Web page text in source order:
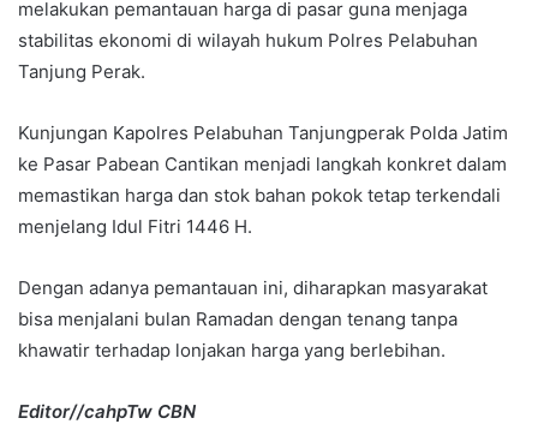
melakukan pemantauan harga di pasar guna menjaga
stabilitas ekonomi di wilayah hukum Polres Pelabuhan
Tanjung Perak.
Kunjungan Kapolres Pelabuhan Tanjungperak Polda Jatim
ke Pasar Pabean Cantikan menjadi langkah konkret dalam
memastikan harga dan stok bahan pokok tetap terkendali
menjelang Idul Fitri 1446 H.
Dengan adanya pemantauan ini, diharapkan masyarakat
bisa menjalani bulan Ramadan dengan tenang tanpa
khawatir terhadap lonjakan harga yang berlebihan.
Editor//cahpTw CBN